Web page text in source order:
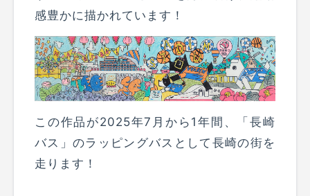
感豊かに描かれています！
この作品が2025年7月から1年間、「長崎
バス」のラッピングバスとして長崎の街を
走ります！